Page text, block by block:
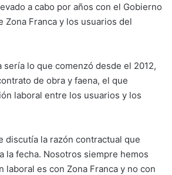
a cabo por años con el Gobierno
Zona Franca y los usuarios del
sería lo que comenzó desde el 2012,
de obra y faena, el que
laboral entre los usuarios y los
discutía la razón contractual que
la fecha. Nosotros siempre hemos
laboral es con Zona Franca y no con